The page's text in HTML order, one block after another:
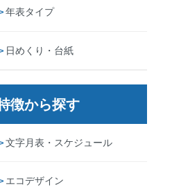
年表タイプ
日めくり・台紙
徴から探す
文字月表・スケジュール
エコデザイン